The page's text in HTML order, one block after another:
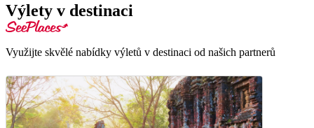
Výlety v destinaci
Využijte skvělé nabídky výletů v destinaci od našich partnerů